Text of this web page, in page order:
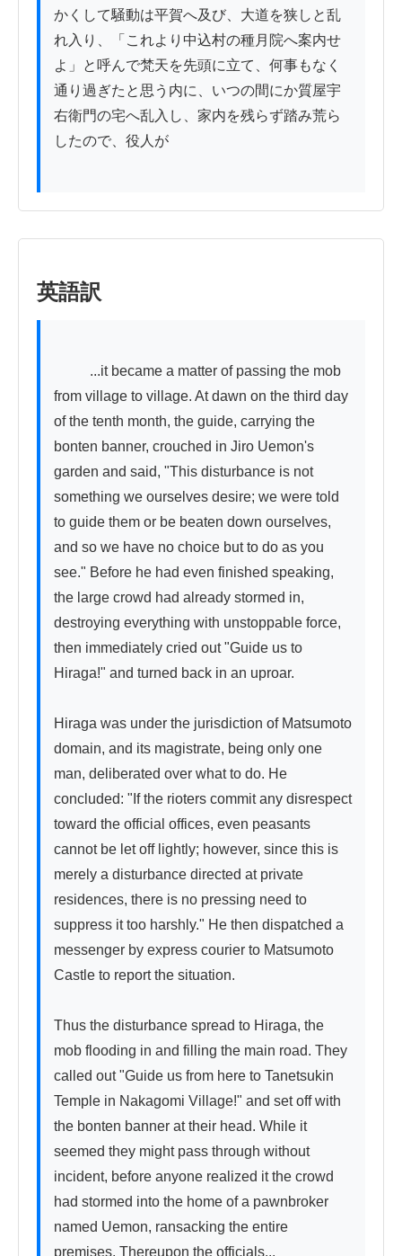
かくして騒動は平賀へ及び、大道を狭しと乱
れ入り、「これより中込村の種月院へ案内せ
よ」と呼んで梵天を先頭に立て、何事もなく
通り過ぎたと思う内に、いつの間にか質屋宇
右衛門の宅へ乱入し、家内を残らず踏み荒ら
したので、役人が
英語訳
from village to village. At dawn on the third day
of the tenth month, the guide, carrying the
bonten banner, crouched in Jiro Uemon's
garden and said, "This disturbance is not
something we ourselves desire; we were told
to guide them or be beaten down ourselves,
and so we have no choice but to do as you
see." Before he had even finished speaking,
the large crowd had already stormed in,
destroying everything with unstoppable force,
then immediately cried out "Guide us to
Hiraga!" and turned back in an uproar.
Hiraga was under the jurisdiction of Matsumoto
domain, and its magistrate, being only one
man, deliberated over what to do. He
concluded: "If the rioters commit any disrespect
toward the official offices, even peasants
cannot be let off lightly; however, since this is
merely a disturbance directed at private
residences, there is no pressing need to
suppress it too harshly." He then dispatched a
messenger by express courier to Matsumoto
Castle to report the situation.
Thus the disturbance spread to Hiraga, the
mob flooding in and filling the main road. They
called out "Guide us from here to Tanetsukin
Temple in Nakagomi Village!" and set off with
the bonten banner at their head. While it
seemed they might pass through without
incident, before anyone realized it the crowd
had stormed into the home of a pawnbroker
named Uemon, ransacking the entire
premises. Thereupon the officials...